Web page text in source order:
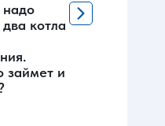
надо
котла
займет и